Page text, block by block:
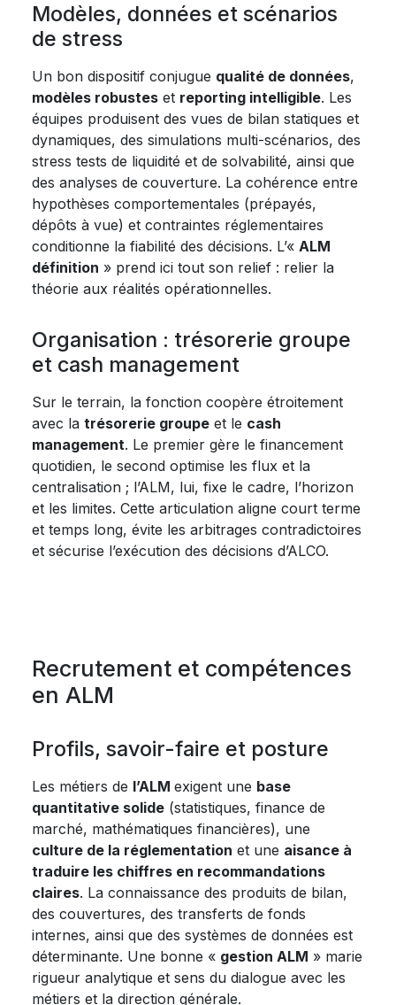
Modèles, données et scénarios
de stress
Un bon dispositif conjugue qualité de données,
modèles robustes et reporting intelligible. Les
équipes produisent des vues de bilan statiques et
dynamiques, des simulations multi-scénarios, des
stress tests de liquidité et de solvabilité, ainsi que
des analyses de couverture. La cohérence entre
hypothèses comportementales (prépayés,
dépôts à vue) et contraintes réglementaires
conditionne la fiabilité des décisions. L’« ALM
définition » prend ici tout son relief : relier la
théorie aux réalités opérationnelles.
Organisation : trésorerie groupe
et cash management
Sur le terrain, la fonction coopère étroitement
avec la trésorerie groupe et le cash
management. Le premier gère le financement
quotidien, le second optimise les flux et la
centralisation ; l’ALM, lui, fixe le cadre, l’horizon
et les limites. Cette articulation aligne court terme
et temps long, évite les arbitrages contradictoires
et sécurise l’exécution des décisions d’ALCO.
Recrutement et compétences
en ALM
Profils, savoir-faire et posture
Les métiers de l’ALM exigent une base
quantitative solide (statistiques, finance de
marché, mathématiques financières), une
culture de la réglementation et une aisance à
traduire les chiffres en recommandations
claires. La connaissance des produits de bilan,
des couvertures, des transferts de fonds
internes, ainsi que des systèmes de données est
déterminante. Une bonne « gestion ALM » marie
rigueur analytique et sens du dialogue avec les
métiers et la direction générale.